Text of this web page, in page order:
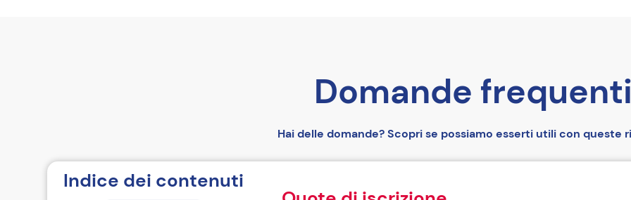
Domande frequenti
Hai delle domande? Scopri se possiamo esserti utili con queste
Indice dei contenuti